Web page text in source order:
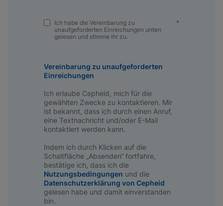
Ich habe die Vereinbarung zu
unaufgeforderten Einreichungen unten
gelesen und stimme ihr zu.
*
Vereinbarung zu unaufgeforderten
Einreichungen
Ich erlaube Cepheid, mich für die
gewählten Zwecke zu kontaktieren. Mir
ist bekannt, dass ich durch einen Anruf,
eine Textnachricht und/oder E-Mail
kontaktiert werden kann.
Indem ich durch Klicken auf die
Schaltfläche „Absenden“ fortfahre,
bestätige ich, dass ich die
Nutzungsbedingungen und die
Datenschutzerklärung von Cepheid
gelesen habe und damit einverstanden
bin.